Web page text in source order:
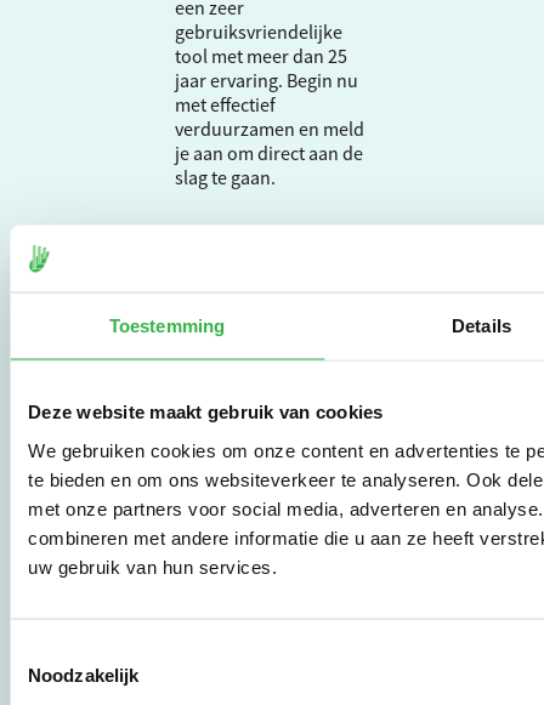
Toestemming Details
Deze website maakt gebruik van cookies
We gebruiken cookies om onze content en advertenties te
te bieden en om ons websiteverkeer te analyseren. Ook
met onze partners voor social media, adverteren en
combineren met andere informatie die u aan ze heeft
uw gebruik van hun services.
Noodzakelijk
een zeer
gebruiksvriendelijke
tool met meer dan 25
jaar ervaring. Begin nu
met effectief
verduurzamen en meld
je aan om direct aan de
slag te gaan.
Stichting Stimular
vertaalt de groeiende
duurzaamheid naar
praktische
instrumenten en
werkwijzen voor
bedrijven,
brancheverenigingen,
overheden en
zorgaanbieders.